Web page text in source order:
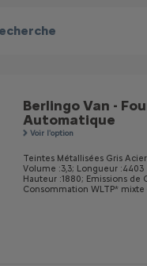
Berlingo Van -
Automatique
Voir l'option
Teintes Métallisées Gris
Volume :3,3; Longueur :4403
Hauteur :1880; Emissions de
Consommation WLTP* mixte